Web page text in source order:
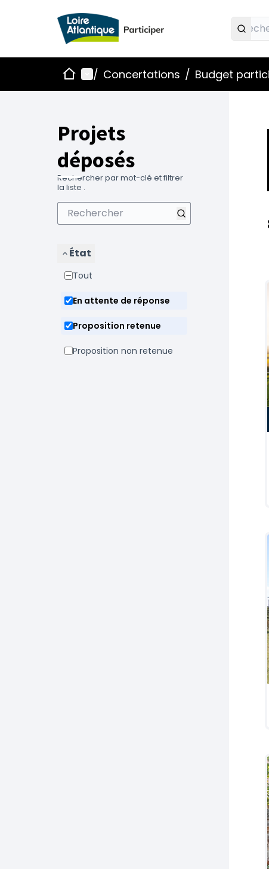
AccueilMenu principal
/ Concertations / Budget
Projets
déposés
Rechercher par mot-clé et filtrer
la liste .
État
Tout
En attente de réponse
Proposition retenue
Proposition non retenue